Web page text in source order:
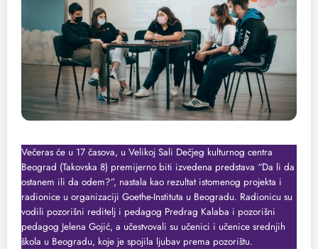
Večeras će u 17 časova, u Velikoj Sali Dečjeg kulturnog centra
Beograd (Takovska 8) premijerno biti izvedena predstava “Da li da
ostanem ili da odem?”, nastala kao rezultat istomenog projekta i
radionice u organizaciji Goethe-Instituta u Beogradu. Radionicu su
vodili pozorišni reditelj i pedagog Predrag Kalaba i pozorišni
pedagog Jelena Gojić, a učestvovali su učenici i učenice srednjih
škola u Beogradu, koje je spojila ljubav prema pozorištu.